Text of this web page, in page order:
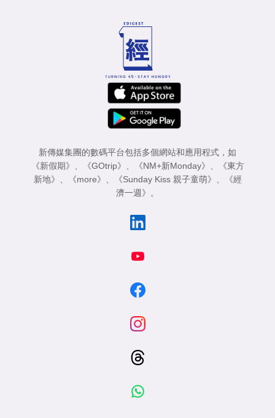
新傳媒集團的數碼平台包括多個網站和應用程式，如
《新假期》
《GOtrip》 《NM+新Monday》
《東方
新地》
《more》 《Sunday Kiss 親子童萌》
《經
濟一週》
。